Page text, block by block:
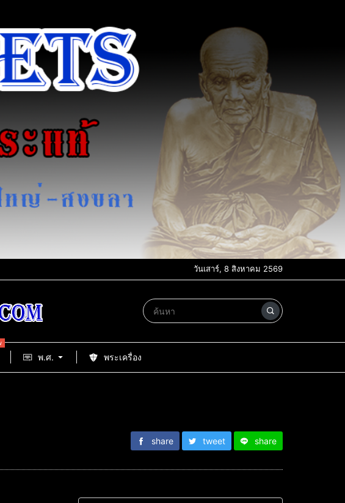
วันเสาร์, 8 สิงหาคม 2569
พ.ศ. พระเครื่อง
share tweet share